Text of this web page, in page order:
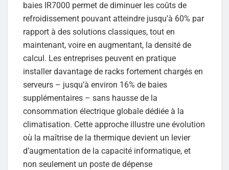
baies IR7000 permet de diminuer les coûts de
refroidissement pouvant atteindre jusqu’à 60% par
rapport à des solutions classiques, tout en
maintenant, voire en augmentant, la densité de
calcul. Les entreprises peuvent en pratique
installer davantage de racks fortement chargés en
serveurs – jusqu’à environ 16% de baies
supplémentaires – sans hausse de la
consommation électrique globale dédiée à la
climatisation. Cette approche illustre une évolution
où la maîtrise de la thermique devient un levier
d’augmentation de la capacité informatique, et
non seulement un poste de dépense